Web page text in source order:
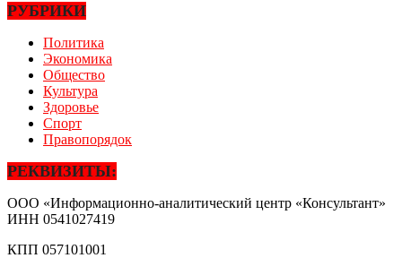
РУБРИКИ
Политика
Экономика
Общество
Культура
Здоровье
Спорт
Правопорядок
РЕКВИЗИТЫ:
ООО «Информационно-аналитический центр «Консультант»
ИНН 0541027419
КПП 057101001